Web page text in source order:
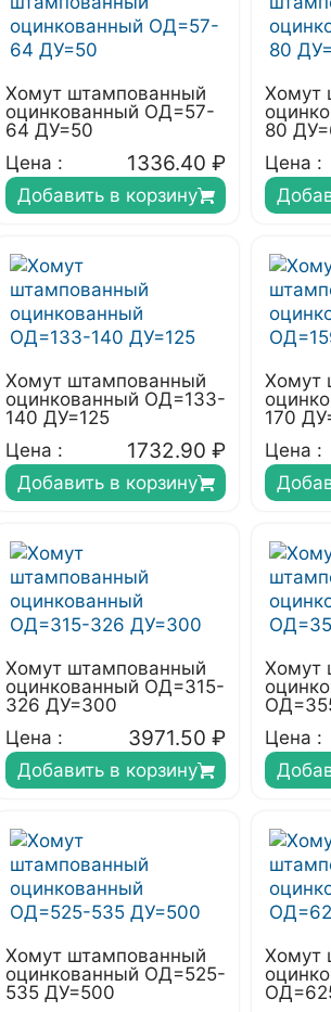
Хомут штампованный
оцинкованный ОД=57-
64 ДУ=50
Цена :
1336.40 ₽
Добавить в корзину
Хомут
80
Цена :
Хомут штампованный
оцинкованный ОД=133-
140 ДУ=125
Цена :
1732.90 ₽
Добавить в корзину
Хомут
170
Цена :
Хомут штампованный
оцинкованный ОД=315-
326 ДУ=300
Цена :
3971.50 ₽
Добавить в корзину
Хомут
Цена :
Хомут штампованный
оцинкованный ОД=525-
535 ДУ=500
Хомут